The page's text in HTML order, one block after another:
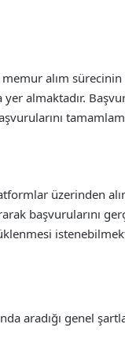
memur alım
almaktadır.
üzerinden
başvurularını
aradığı genel